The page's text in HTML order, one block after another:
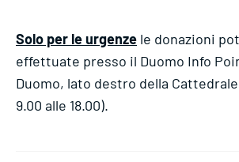
Solo per le urgenze le donazioni
effettuate presso il Duomo Info
Duomo, lato destro della
9.00 alle 18.00).